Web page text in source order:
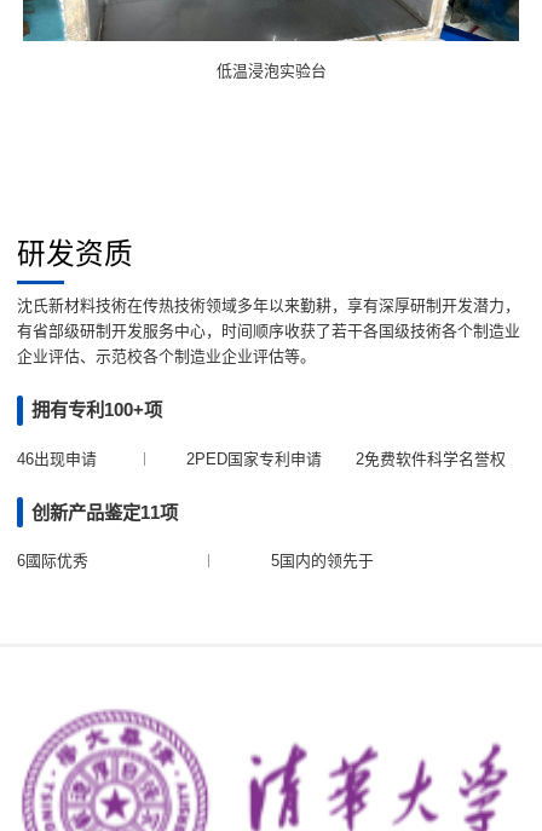
低温浸泡实验台
研发资质
沈氏新材料技術在传热技術领域多年以来勤耕，享有深厚研制开发潜力，
有省部级研制开发服务中心，时间顺序收获了若干各国级技術各个制造业
企业评估、示范校各个制造业企业评估等。
拥有专利100+项
46出现申请 2PED国家专利申请 2免费软件科学名誉权
创新产品鉴定11项
6國际优秀 5国内的领先于